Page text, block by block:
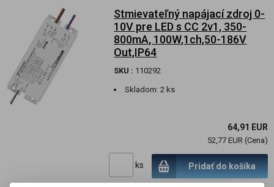
Stmievateľný napájací zdroj 0-
10V pre LED s CC 2v1, 350-
800mA, 100W,1ch,50-186V
Out,IP64
SKU : 110292
Skladom:2 ks
64,91 EUR
52,77 EUR (Cena)
ks Pridať do košíka